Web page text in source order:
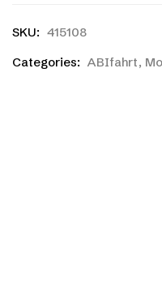
SKU: 415108
Categories: ABIfahrt,